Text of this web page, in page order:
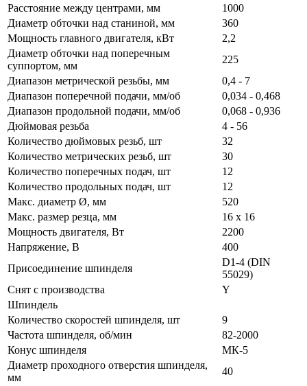
Расстояние между центрами, мм
1000
Диаметр обточки над станиной, мм
360
Мощность главного двигателя, кВт
2,2
Диаметр обточки над поперечным
суппортом, мм
225
Диапазон метрической резьбы, мм
0,4 - 7
Диапазон поперечной подачи, мм/об
0,034 - 0,468
Диапазон продольной подачи, мм/об
0,068 - 0,936
Дюймовая резьба
4 - 56
Количество дюймовых резьб, шт
32
Количество метрических резьб, шт
30
Количество поперечных подач, шт
12
Количество продольных подач, шт
12
Макс. диаметр Ø, мм
520
Макс. размер резца, мм
16 x 16
Мощность двигателя, Вт
2200
Напряжение, В
400
Присоединение шпинделя
D1-4 (DIN
55029)
Снят с производства
Y
Шпиндель
Количество скоростей шпинделя, шт
9
Частота шпинделя, об/мин
82-2000
Конус шпинделя
МК-5
Диаметр проходного отверстия шпинделя,
мм
40